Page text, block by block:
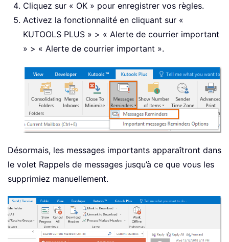
Cliquez sur « OK » pour enregistrer vos règles.
Activez la fonctionnalité en cliquant sur «
KUTOOLS PLUS » > « Alerte de courrier important
» > « Alerte de courrier important ».
Désormais, les messages importants apparaîtront dans
le volet Rappels de messages jusqu’à ce que vous les
supprimiez manuellement.